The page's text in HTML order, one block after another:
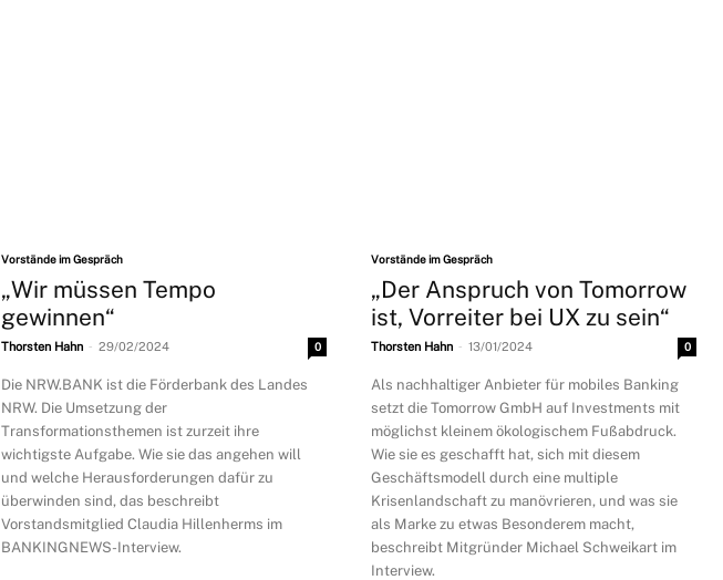
Vorstände im Gespräch
„Wir müssen Tempo
gewinnen“
Thorsten Hahn - 29/02/2024 0
Die NRW.BANK ist die Förderbank des Landes
NRW. Die Umsetzung der
Transformationsthemen ist zurzeit ihre
wichtigste Aufgabe. Wie sie das angehen will
und welche Herausforderungen dafür zu
überwinden sind, das beschreibt
Vorstandsmitglied Claudia Hillenherms im
BANKINGNEWS-Interview.
Vorstände im Gespräch
„Der Anspruch von Tomorrow
ist, Vorreiter bei UX zu sein“
Thorsten Hahn - 13/01/2024 0
Als nachhaltiger Anbieter für mobiles Banking
setzt die Tomorrow GmbH auf Investments mit
möglichst kleinem ökologischem Fußabdruck.
Wie sie es geschafft hat, sich mit diesem
Geschäftsmodell durch eine multiple
Krisenlandschaft zu manövrieren, und was sie
als Marke zu etwas Besonderem macht,
beschreibt Mitgründer Michael Schweikart im
Interview.